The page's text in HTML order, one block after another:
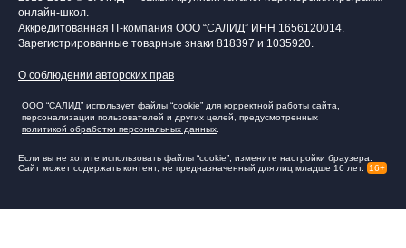
онлайн-школ.
Аккредитованная IT-компания ООО “САЛИД” ИНН 1656120014.
Зарегистрированные товарные знаки 818397 и 1035920.
О соблюдении авторских прав
ООО “САЛИД” использует файлы “cookie” для корректной работы сайта,
персонализации пользователей и других целей, предусмотренных
политикой обработки персональных данных
Если вы не хотите использовать файлы “cookie”, измените настройки браузера.
Сайт может содержать контент, не предназначенный для лиц младше 16 лет.
16+